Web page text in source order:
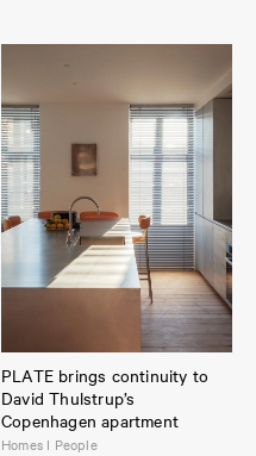
PLATE brings continuity to
David Thulstrup’s
Copenhagen apartment
Homes I People